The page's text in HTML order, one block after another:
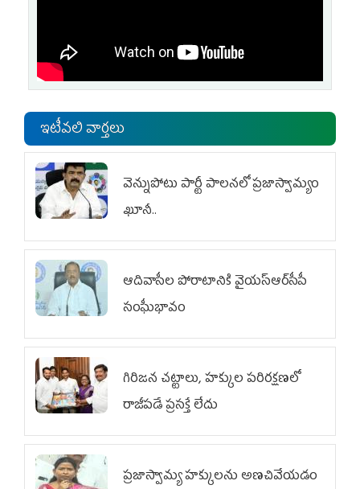
ఇటీవలి వార్తలు
వెన్నుపోటు పార్టీ పాలనలో ప్రజాస్వామ్యం
ఖూనీ..
ఆదివాసీల పోరాటానికి వైయ‌స్ఆర్‌సీపీ
సంఘీభావం
గిరిజన చట్టాలు, హక్కుల పరిరక్షణలో
రాజీపడే ప్రసక్తే లేదు
ప్రజాస్వామ్య హక్కులను అణచివేయడం